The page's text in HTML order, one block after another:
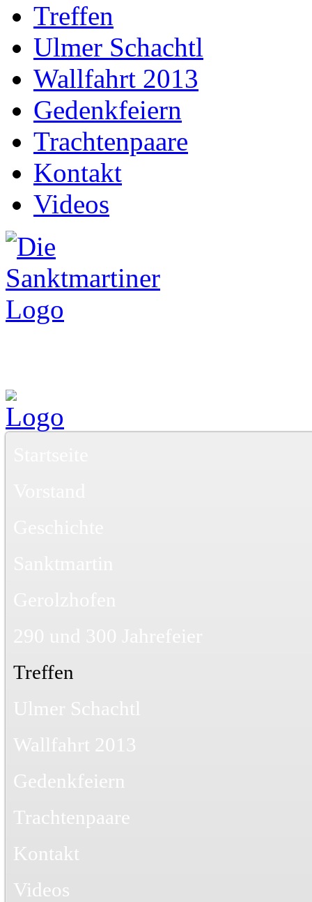
Treffen
Ulmer Schachtl
Wallfahrt 2013
Gedenkfeiern
Trachtenpaare
Kontakt
Videos
Treffen
Wallfahrt 2013
Gedenkfeiern
Trachtenpaare
Kontakt
Videos